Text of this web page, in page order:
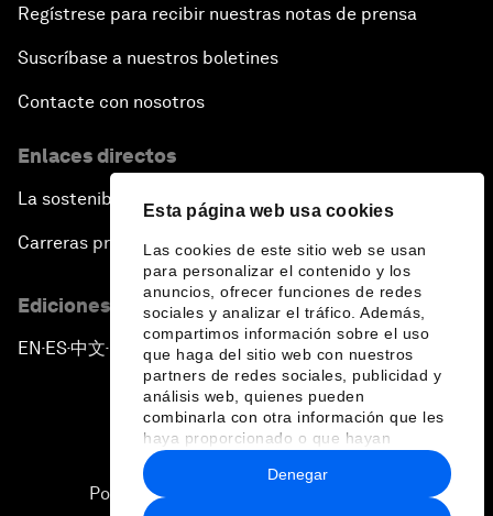
Esta página web usa cookies
Las cookies de este sitio web se usan
para personalizar el contenido y los
anuncios, ofrecer funciones de redes
sociales y analizar el tráfico. Además,
compartimos información sobre el uso
que haga del sitio web con nuestros
partners de redes sociales, publicidad y
análisis web, quienes pueden
combinarla con otra información que les
haya proporcionado o que hayan
recopilado a partir del uso que haya
hecho de sus servicios.
Denegar
Regístrese para recibir nuestras notas de prensa
Suscríbase a nuestros boletines
Contacte con nosotros
Enlaces directos
La sostenibilidad en el Foro
Carreras profesionales
Ediciones en otros idiomas
EN ▪ ES▪中文▪ 日本語
Política de privacidad y normas de uso